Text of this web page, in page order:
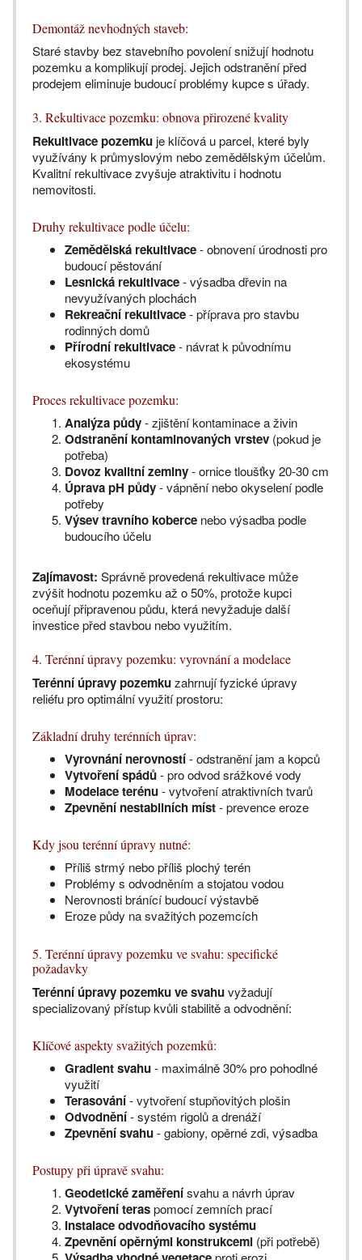
Demontáž nevhodných staveb:
Staré stavby bez stavebního povolení snižují hodnotu
pozemku a komplikují prodej. Jejich odstranění před
prodejem eliminuje budoucí problémy kupce s úřady.
3. Rekultivace pozemku: obnova přirozené kvality
Rekultivace pozemku je klíčová u parcel, které byly
využívány k průmyslovým nebo zemědělským účelům.
Kvalitní rekultivace zvyšuje atraktivitu i hodnotu
nemovitosti.
Druhy rekultivace podle účelu:
Zemědělská rekultivace- obnovení úrodnosti pro
budoucí pěstování
Lesnická rekultivace- výsadba dřevin na
nevyužívaných plochách
Rekreační rekultivace- příprava pro stavbu
rodinných domů
Přírodní rekultivace- návrat k původnímu
ekosystému
Proces rekultivace pozemku:
Analýza půdy- zjištění kontaminace a živin
Odstranění kontaminovaných vrstev (pokud je
potřeba)
Dovoz kvalitní zeminy- ornice tloušťky 20-30 cm
Úprava pH půdy- vápnění nebo okyselení podle
potřeby
Výsev travního koberce nebo výsadba podle
budoucího účelu
Zajímavost: Správně provedená rekultivace může
zvýšit hodnotu pozemku až o 50%, protože kupci
oceňují připravenou půdu, která nevyžaduje další
investice před stavbou nebo využitím.
4. Terénní úpravy pozemku: vyrovnání a modelace
Terénní úpravy pozemkuzahrnují fyzické úpravy
reliéfu pro optimální využití prostoru:
Základní druhy terénních úprav:
Vyrovnání nerovností- odstranění jam a kopců
Vytvoření spádů- pro odvod srážkové vody
Modelace terénu- vytvoření atraktivních tvarů
Zpevnění nestabilních míst- prevence eroze
Kdy jsou terénní úpravy nutné:
Příliš strmý nebo příliš plochý terén
Problémy s odvodněním a stojatou vodou
Nerovnosti bránící budoucí výstavbě
Eroze půdy na svažitých pozemcích
5. Terénní úpravy pozemku ve svahu: specifické
požadavky
Terénní úpravy pozemku ve svahuvyžadují
specializovaný přístup kvůli stabilitě a odvodnění:
Klíčové aspekty svažitých pozemků:
Gradient svahu- maximálně 30% pro pohodlné
využití
Terasování- vytvoření stupňovitých plošin
Odvodnění- systém rigolů a drenáží
Zpevnění svahu- gabiony, opěrné zdi, výsadba
Postupy při úpravě svahu:
Geodetické zaměřenísvahu a návrh úprav
Vytvoření teraspomocí zemních prací
Instalace odvodňovacího systému
Zpevnění opěrnými konstrukcemi (při potřebě)